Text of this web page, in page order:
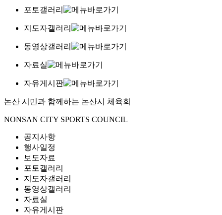
포토갤러리
지도자갤러리
동영상갤러리
자료실
자유게시판
논산 시민과 함께하는 논산시 체육회
NONSAN CITY SPORTS COUNCIL
공지사항
행사일정
보도자료
포토갤러리
지도자갤러리
동영상갤러리
자료실
자유게시판